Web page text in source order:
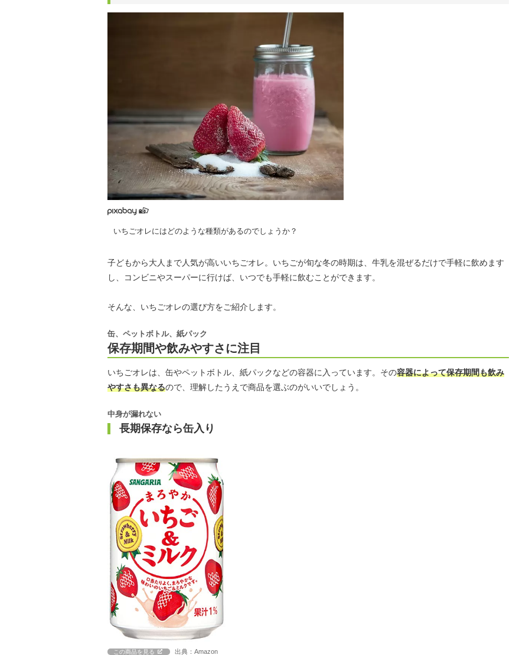
いちごオレにはどのような種類があるのでしょうか？
子どもから大人まで人気が高いいちごオレ。いちごが旬な冬の時期は、牛乳を混ぜるだけで手軽に飲めます
し、コンビニやスーパーに行けば、いつでも手軽に飲むことができます。
そんな、いちごオレの選び方をご紹介します。
保存期間や飲みやすさに注目
缶、ペットボトル、紙パック
いちごオレは、缶やペットボトル、紙パックなどの容器に入っています。その容器によって保存期間も飲み
やすさも異なるので、理解したうえで商品を選ぶのがいいでしょう。
長期保存なら缶入り
中身が漏れない
この商品を見る 出典：Amazon